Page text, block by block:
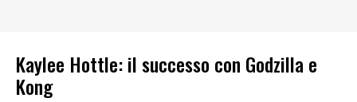
Kaylee Hottle: il successo con Godzilla e
Kong